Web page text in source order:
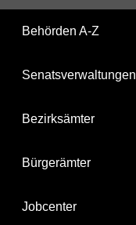
Behörden A-Z
Senatsverwaltungen
Bezirksämter
Bürgerämter
Jobcenter